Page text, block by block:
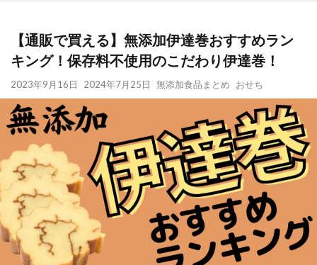
【通販で買える】無添加伊達巻おすすめラン
キング！保存料不使用のこだわり伊達巻！
2023年9月16日 2024年7月25日 無添加食品まとめ おせち